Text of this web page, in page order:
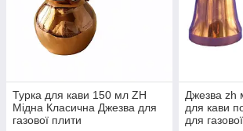
Турка для кави 150 мл ZH
Мідна Класична Джезва для
газової плити
Джезва zh
для кави
для